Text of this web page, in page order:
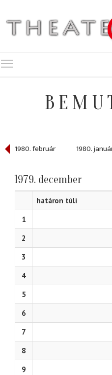
1980. február 1980.
1979. december
határon túli
1
2
3
4
5
6
7
8
9